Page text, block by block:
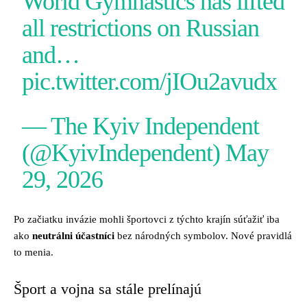
all restrictions on Russian
and…
pic.twitter.com/jIOu2avudx
— The Kyiv Independent
(@KyivIndependent) May
29, 2026
Po začiatku invázie mohli športovci z týchto krajín súťažiť iba
ako neutrálni účastníci bez národných symbolov. Nové pravidlá
to menia.
Šport a vojna sa stále prelínajú